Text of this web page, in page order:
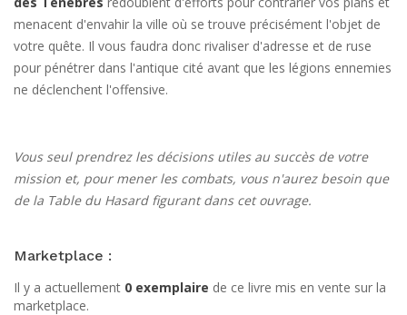
menacent d'envahir la ville où se trouve précisément l'objet de
votre quête. Il vous faudra donc rivaliser d'adresse et de ruse
pour pénétrer dans l'antique cité avant que les légions ennemies
ne déclenchent l'offensive.
Vous seul prendrez les décisions utiles au succès de votre
mission et, pour mener les combats, vous n'aurez besoin que
de la Table du Hasard figurant dans cet ouvrage.
Marketplace :
Il y a actuellement 0 exemplaire de ce livre mis en vente sur la
marketplace.